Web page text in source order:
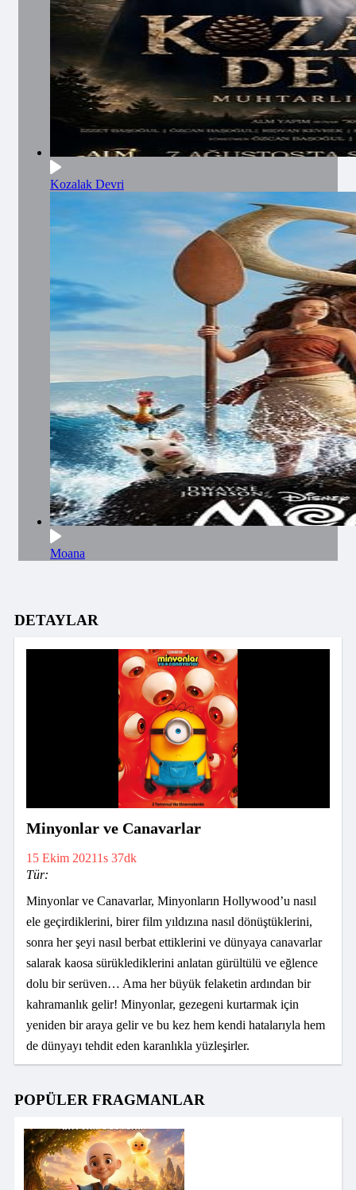
Kozalak Devri
Moana
DETAYLAR
Minyonlar ve Canavarlar
15 Ekim 20211s 37dk
Tür:
Minyonlar ve Canavarlar, Minyonların Hollywood’u nasıl
ele geçirdiklerini, birer film yıldızına nasıl dönüştüklerini,
sonra her şeyi nasıl berbat ettiklerini ve dünyaya canavarlar
salarak kaosa sürüklediklerini anlatan gürültülü ve eğlence
dolu bir serüven… Ama her büyük felaketin ardından bir
kahramanlık gelir! Minyonlar, gezegeni kurtarmak için
yeniden bir araya gelir ve bu kez hem kendi hatalarıyla hem
de dünyayı tehdit eden karanlıkla yüzleşirler.
POPÜLER FRAGMANLAR